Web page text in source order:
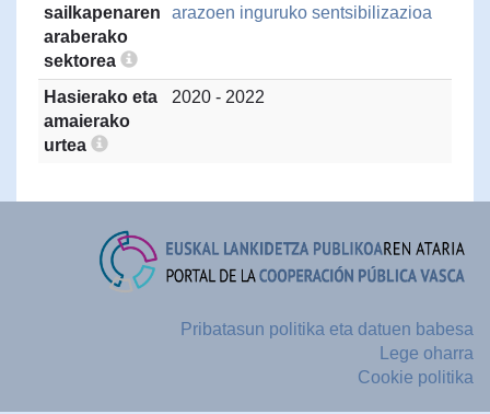
sailkapenaren
araberako
sektorea
arazoen inguruko sentsibilizazioa
Hasierako eta
amaierako
urtea
2020 - 2022
Pribatasun politika eta datuen babesa
Lege oharra
Cookie politika